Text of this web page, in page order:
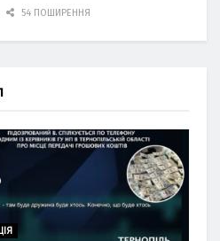
54 ПОШИРЕННЯ